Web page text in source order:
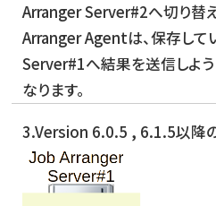
Arranger Server#2へ切り替
Arranger Agentは、保存し
Server#1へ結果を送信しよう
なります。
3.Version 6.0.5 , 6.1.5以降